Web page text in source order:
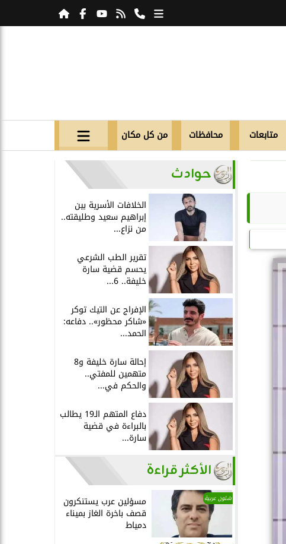
متابعات محافظات من كل مكان
حوادث
الخلافات الأسرية بين
إبراهيم سعيد وطليقته..
من نزاع...
تقرير الطب الشرعي
يحسم قضية سارة
خليفة.. 6...
الإفراج عن التيك توكر
«شاكر محظور».. دفاعه:
الحمد...
إحالة سارة خليفة و8
متهمين للمفتي..
والحكم في...
دفاع المتهم الـ19 يطالب
بالبراءة في قضية
سارة...
الأكثر قراءة
شئون عربية مسؤلين عرب يستنكرون
قصف باخرة الغاز بميناء
دمياط